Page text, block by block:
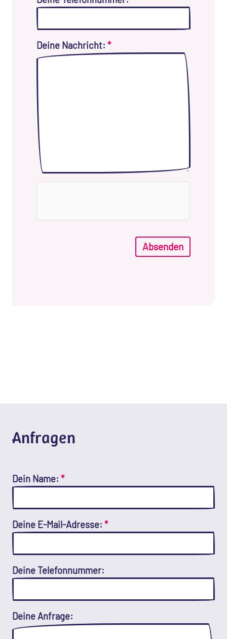
Deine Nachricht: *
Absenden
Anfragen
Dein Name: *
Deine E-Mail-Adresse: *
Deine Telefonnummer:
Deine Anfrage: